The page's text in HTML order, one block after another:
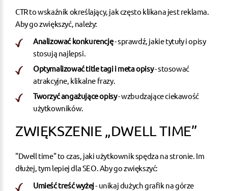
CTR to wskaźnik określający, jak często klikana jest reklama.
Aby go zwiększyć, należy:
Analizować konkurencję- sprawdź, jakie tytuły i opisy
stosują najlepsi.
Optymalizować title tagi i meta opisy- stosować
atrakcyjne, klikalne frazy.
Tworzyć angażujące opisy- wzbudzające ciekawość
użytkowników.
ZWIĘKSZENIE „DWELL TIME”
"Dwell time" to czas, jaki użytkownik spędza na stronie. Im
dłużej, tym lepiej dla SEO. Aby go zwiększyć:
Umieść treść wyżej- unikaj dużych grafik na górze